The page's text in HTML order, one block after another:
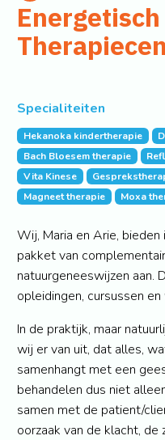
Energetisch
Specialiteiten
Hekanoka kindertherapie
Bach Bloesem therapie
Vita Kinese
Magneet therapie
Moxa
Wij, Maria en Arie, bieden
pakket van
natuurgeneeswijzen aan.
opleidingen, cursussen
In de praktijk, maar
wij er van uit, dat alles,
samenhangt met een
behandelen dus niet
samen met de patient/
oorzaak van de klacht,